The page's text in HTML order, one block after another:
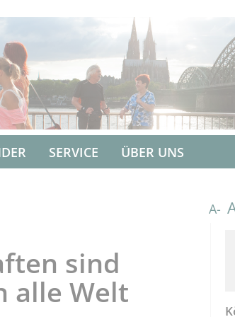
SERVICE ÜBER UNS
A-
sind
alle Welt